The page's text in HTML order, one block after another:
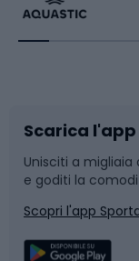
Bikepacking
Bushcraft
Corsa
Sport di
Sport con le
Slitte e slittini
Snowboard
Camminata
Scarica
Unisciti a
e goditi la
Scopri l'app